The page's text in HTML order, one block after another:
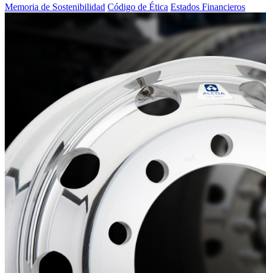
Memoria de Sostenibilidad Código de Ética Estados Financieros